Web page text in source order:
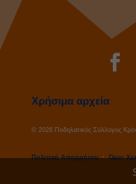
Χρήσιμα αρχεία
© 2026 Ποδηλατικός Σύλλογος
Πολιτική Απορρήτου·Όροι